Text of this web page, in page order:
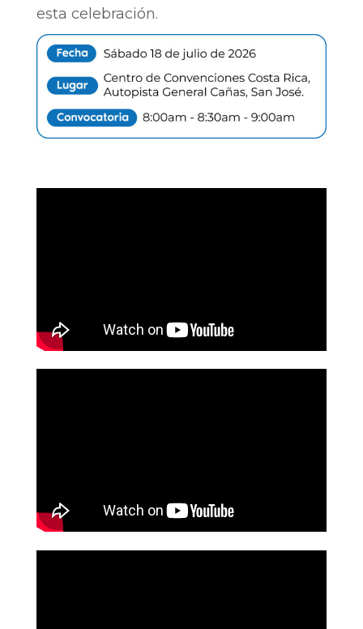
esta celebración.